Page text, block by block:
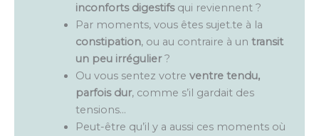
inconforts digestifsqui reviennent ?
Par moments, vous êtes sujet.te à la
constipation, ou au contraire à un transit
un peu irrégulier?
Ou vous sentez votre ventre tendu,
parfois dur, comme s’il gardait des
tensions…
Peut-être qu’il y a aussi ces moments où